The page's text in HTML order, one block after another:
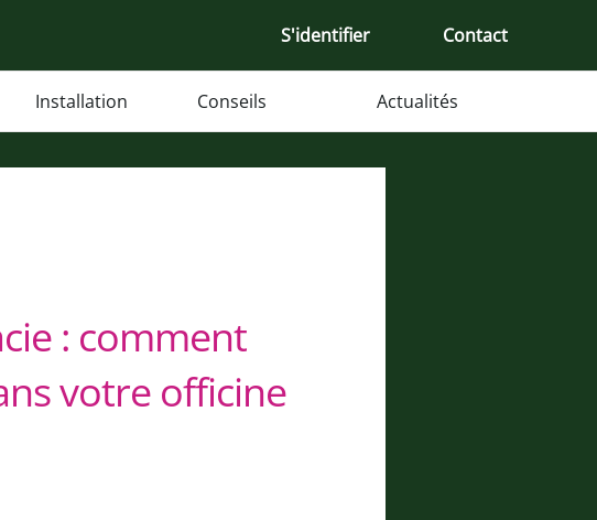
S'identifier Contact
Installation Conseils Actualités
: comment
votre officine